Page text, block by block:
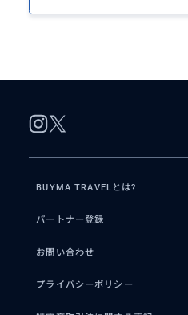
BUYMA TRAVELとは?
パートナー登録
お問い合わせ
プライバシーポリシー